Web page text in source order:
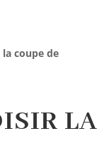
coupe de
LA